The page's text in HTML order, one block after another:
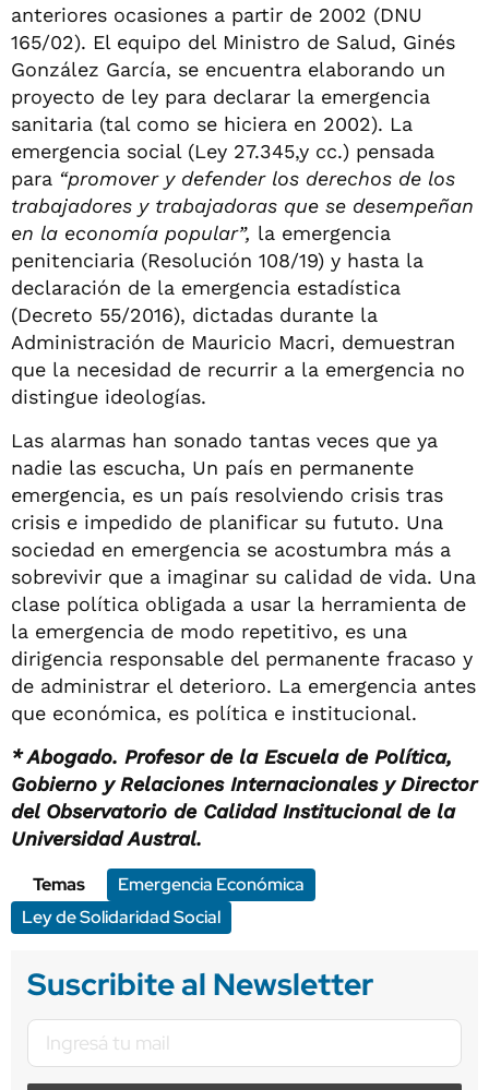
anteriores ocasiones a partir de 2002 (DNU
165/02). El equipo del Ministro de Salud, Ginés
González García, se encuentra elaborando un
proyecto de ley para declarar la emergencia
sanitaria (tal como se hiciera en 2002). La
emergencia social (Ley 27.345,y cc.) pensada
para “promover y defender los derechos de los
trabajadores y trabajadoras que se desempeñan
en la economía popular”, la emergencia
penitenciaria (Resolución 108/19) y hasta la
declaración de la emergencia estadística
(Decreto 55/2016), dictadas durante la
Administración de Mauricio Macri, demuestran
que la necesidad de recurrir a la emergencia no
distingue ideologías.
Las alarmas han sonado tantas veces que ya
nadie las escucha, Un país en permanente
emergencia, es un país resolviendo crisis tras
crisis e impedido de planificar su fututo. Una
sociedad en emergencia se acostumbra más a
sobrevivir que a imaginar su calidad de vida. Una
clase política obligada a usar la herramienta de
la emergencia de modo repetitivo, es una
dirigencia responsable del permanente fracaso y
de administrar el deterioro. La emergencia antes
que económica, es política e institucional.
* Abogado. Profesor de la Escuela de Política,
Gobierno y Relaciones Internacionales y Director
del Observatorio de Calidad Institucional de la
Universidad Austral.
Temas
Emergencia Económica
Ley de Solidaridad Social
Suscribite al Newsletter